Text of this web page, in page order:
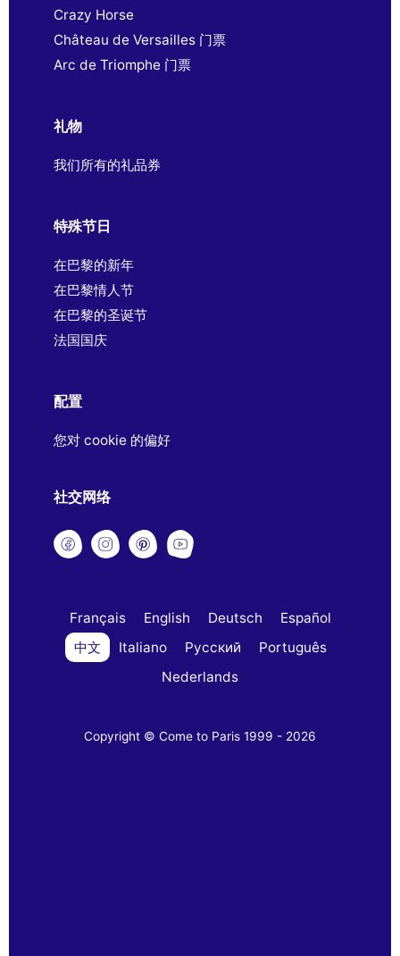
Crazy Horse
Château de Versailles 门票
Arc de Triomphe 门票
礼物
我们所有的礼品券
特殊节日
在巴黎的新年
在巴黎情人节
在巴黎的圣诞节
法国国庆
配置
您对 cookie 的偏好
社交网络
Français English Deutsch
Español
中文
Italiano Русский
Português
Nederlands
Copyright © Come to Paris 1999 - 2026